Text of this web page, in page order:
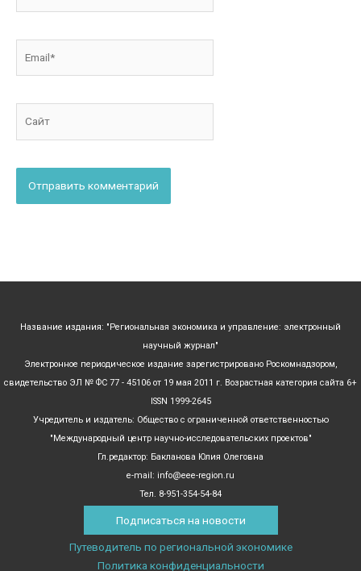
Название издания: "Региональная экономика и управление: электронный
научный журнал"
Электронное периодическое издание зарегистрировано Роскомнадзором,
свидетельство ЭЛ № ФС 77 - 45106 от 19 мая 2011 г. Возрастная категория сайта 6+
ISSN 1999-2645
Учредитель и издатель: Общество с ограниченной ответственностью
"Международный центр научно-исследовательских проектов"
Гл.редактор: Бакланова Юлия Олеговна
e-mail: info@eee-region.ru
Тел. 8-951-354-54-84
Подписаться на новости
Путеводитель по региональной экономике
Политика конфиденциальности